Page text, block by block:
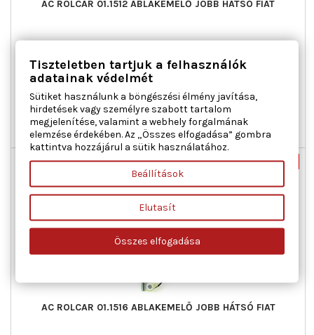
AC ROLCAR 01.1512 ABLAKEMELŐ JOBB HÁTSÓ FIAT
cikk/kiegészítő info : Villanymotorral, Működési mód :
elektromos, Tömeg [kg] : 1,294
Ár35 657 Ft
Normál
ár
79 237 Ft
 Kosárba Bővebben
Utolsó tételek a raktáron
-55%
AC ROLCAR 01.1516 ABLAKEMELŐ JOBB HÁTSÓ FIAT
Tiszteletben tartjuk a felhasználók
adatainak védelmét
Sütiket használunk a böngészési élmény javítása,
hirdetések vagy személyre szabott tartalom
megjelenítése, valamint a webhely forgalmának
elemzése érdekében. Az „Összes elfogadása” gombra
kattintva hozzájárul a sütik használatához.
Beállítások
Elutasít
Összes elfogadása